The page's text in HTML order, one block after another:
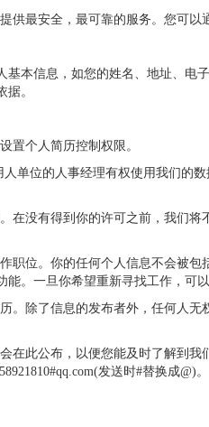
供最安全，最可靠的服务。您可
本信息，如您的姓名、地址、
。
置个人简历控制权限。
单位的人事经理有权使用我们
在没有得到你的许可之前，我们
职位。你的任何个人信息不会被
。一旦你希望重新寻找工作，可
。除了信息的发布者外，任何人
在此公布，以便您能及时了解到
发送时#替换成@)。